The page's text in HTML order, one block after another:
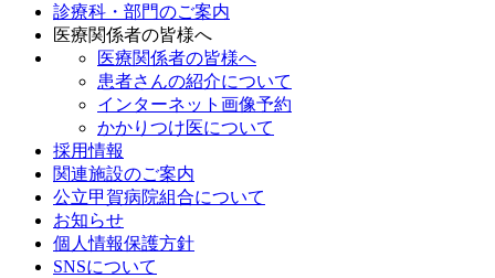
診療科・部門のご案内
医療関係者の皆様へ
医療関係者の皆様へ
患者さんの紹介について
インターネット画像予約
かかりつけ医について
採用情報
関連施設のご案内
公立甲賀病院組合について
お知らせ
個人情報保護方針
SNSについて